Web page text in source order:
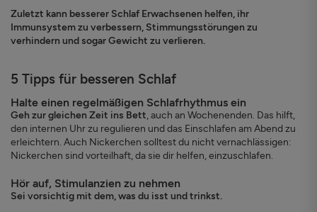
Zuletzt kann besserer Schlaf Erwachsenen helfen, ihr
Immunsystem zu verbessern, Stimmungsstörungen zu
verhindern und sogar Gewicht zu verlieren.
5 Tipps für besseren Schlaf
Halte einen regelmäßigen Schlafrhythmus ein
Geh zur gleichen Zeit ins Bett, auch an Wochenenden. Das hilft,
den internen Uhr zu regulieren und das Einschlafen am Abend zu
erleichtern. Auch Nickerchen solltest du nicht vernachlässigen:
Nickerchen sind vorteilhaft, da sie dir helfen, einzuschlafen.
Hör auf, Stimulanzien zu nehmen
Sei vorsichtig mit dem, was du isst und trinkst.